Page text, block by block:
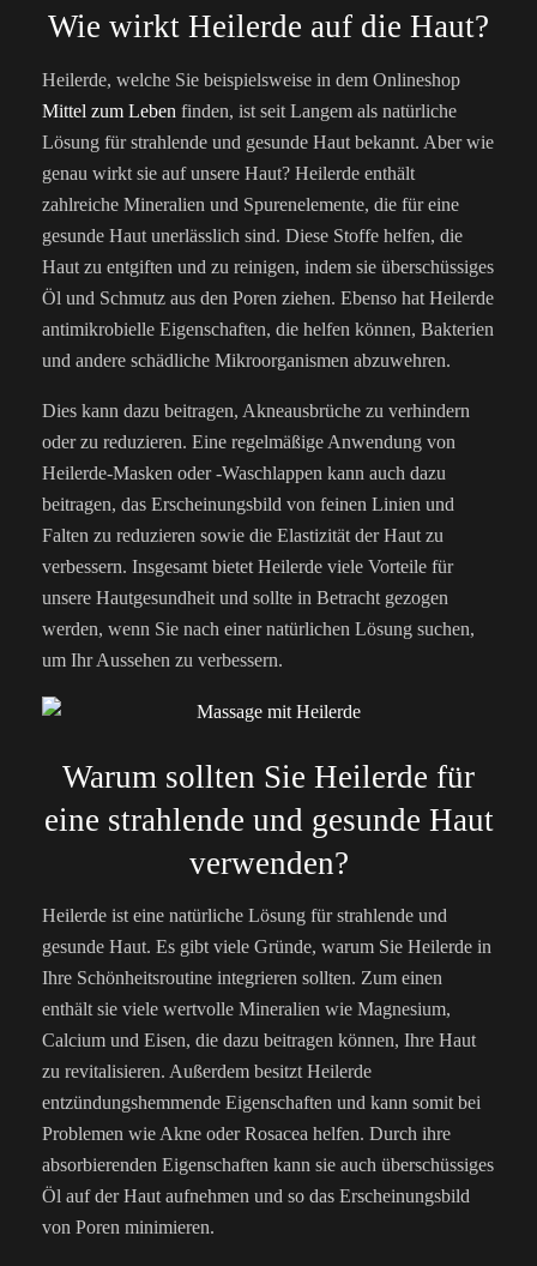
Wie wirkt Heilerde auf die Haut?
Heilerde, welche Sie beispielsweise in dem Onlineshop
Mittel zum Leben finden, ist seit Langem als natürliche
Lösung für strahlende und gesunde Haut bekannt. Aber wie
genau wirkt sie auf unsere Haut? Heilerde enthält
zahlreiche Mineralien und Spurenelemente, die für eine
gesunde Haut unerlässlich sind. Diese Stoffe helfen, die
Haut zu entgiften und zu reinigen, indem sie überschüssiges
Öl und Schmutz aus den Poren ziehen. Ebenso hat Heilerde
antimikrobielle Eigenschaften, die helfen können, Bakterien
und andere schädliche Mikroorganismen abzuwehren.
Dies kann dazu beitragen, Akneausbrüche zu verhindern
oder zu reduzieren. Eine regelmäßige Anwendung von
Heilerde-Masken oder -Waschlappen kann auch dazu
beitragen, das Erscheinungsbild von feinen Linien und
Falten zu reduzieren sowie die Elastizität der Haut zu
verbessern. Insgesamt bietet Heilerde viele Vorteile für
unsere Hautgesundheit und sollte in Betracht gezogen
werden, wenn Sie nach einer natürlichen Lösung suchen,
um Ihr Aussehen zu verbessern.
Warum sollten Sie Heilerde für
eine strahlende und gesunde Haut
verwenden?
Heilerde ist eine natürliche Lösung für strahlende und
gesunde Haut. Es gibt viele Gründe, warum Sie Heilerde in
Ihre Schönheitsroutine integrieren sollten. Zum einen
enthält sie viele wertvolle Mineralien wie Magnesium,
Calcium und Eisen, die dazu beitragen können, Ihre Haut
zu revitalisieren. Außerdem besitzt Heilerde
entzündungshemmende Eigenschaften und kann somit bei
Problemen wie Akne oder Rosacea helfen. Durch ihre
absorbierenden Eigenschaften kann sie auch überschüssiges
Öl auf der Haut aufnehmen und so das Erscheinungsbild
von Poren minimieren.